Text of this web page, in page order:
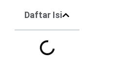
Daftar Isi